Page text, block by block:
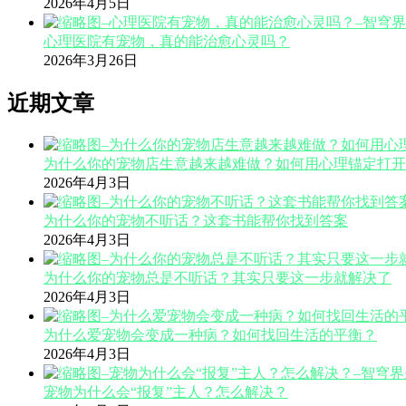
2026年4月5日
心理医院有宠物，真的能治愈心灵吗？
2026年3月26日
近期文章
为什么你的宠物店生意越来越难做？如何用心理锚定打
2026年4月3日
为什么你的宠物不听话？这套书能帮你找到答案
2026年4月3日
为什么你的宠物总是不听话？其实只要这一步就解决了
2026年4月3日
为什么爱宠物会变成一种病？如何找回生活的平衡？
2026年4月3日
宠物为什么会“报复”主人？怎么解决？